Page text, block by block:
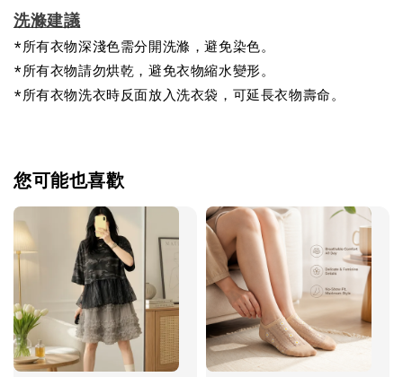
洗滌建議
*所有衣物深淺色需分開洗滌，避免染色。
*所有衣物請勿烘乾，避免衣物縮水變形。
*所有衣物洗衣時反面放入洗衣袋，可延長衣物壽命。
您可能也喜歡